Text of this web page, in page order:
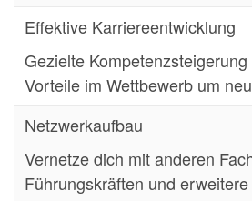
Effektive Karriereentwicklung
Gezielte
Vorteile im Wettbewerb um
Netzwerkaufbau
Vernetze dich mit anderen
Führungskräften und